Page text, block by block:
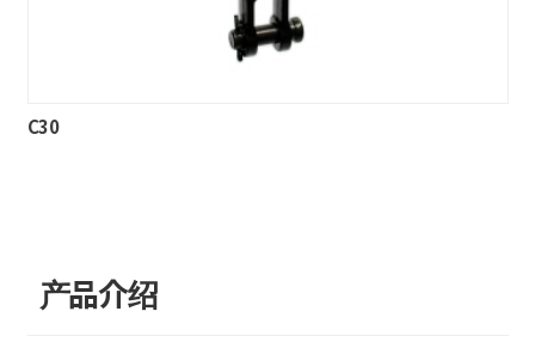
C30
产品介绍